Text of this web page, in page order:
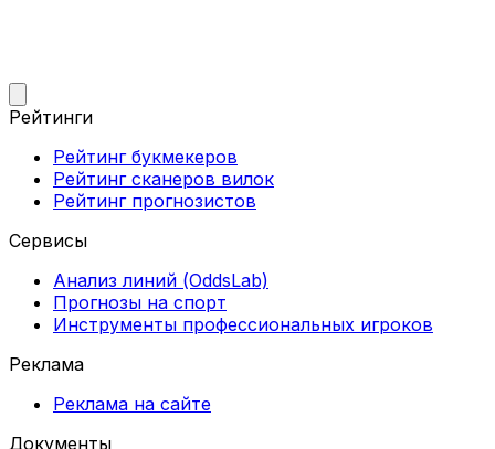
Рейтинги
Рейтинг букмекеров
Рейтинг сканеров вилок
Рейтинг прогнозистов
Сервисы
Анализ линий (OddsLab)
Прогнозы на спорт
Инструменты профессиональных игроков
Реклама
Реклама на сайте
Документы